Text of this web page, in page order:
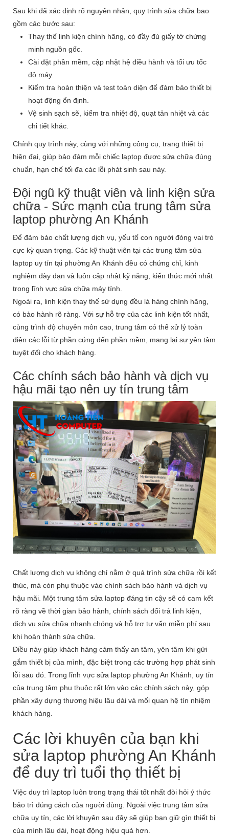
Sau khi đã xác định rõ nguyên nhân, quy trình sửa chữa bao
gồm các bước sau:
Thay thế linh kiện chính hãng, có đầy đủ giấy tờ chứng
minh nguồn gốc.
Cài đặt phần mềm, cập nhật hệ điều hành và tối ưu tốc
độ máy.
Kiểm tra hoàn thiện và test toàn diện để đảm bảo thiết bị
hoạt động ổn định.
Vệ sinh sạch sẽ, kiểm tra nhiệt độ, quạt tản nhiệt và các
chi tiết khác.
Chính quy trình này, cùng với những công cụ, trang thiết bị
hiện đại, giúp bảo đảm mỗi chiếc laptop được sửa chữa đúng
chuẩn, hạn chế tối đa các lỗi phát sinh sau này.
Đội ngũ kỹ thuật viên và linh kiện sửa
chữa - Sức mạnh của trung tâm sửa
laptop phường An Khánh
Để đảm bảo chất lượng dịch vụ, yếu tố con người đóng vai trò
cực kỳ quan trọng. Các kỹ thuật viên tại các trung tâm sửa
laptop uy tín tại phường An Khánh đều có chứng chỉ, kinh
nghiệm dày dạn và luôn cập nhật kỹ năng, kiến thức mới nhất
trong lĩnh vực sửa chữa máy tính.
Ngoài ra, linh kiện thay thế sử dụng đều là hàng chính hãng,
có bảo hành rõ ràng. Với sự hỗ trợ của các linh kiện tốt nhất,
cùng trình độ chuyên môn cao, trung tâm có thể xử lý toàn
diện các lỗi từ phần cứng đến phần mềm, mang lại sự yên tâm
tuyệt đối cho khách hàng.
Các chính sách bảo hành và dịch vụ
hậu mãi tạo nên uy tín trung tâm
Chất lượng dịch vụ không chỉ nằm ở quá trình sửa chữa rồi kết
thúc, mà còn phụ thuộc vào chính sách bảo hành và dịch vụ
hậu mãi. Một trung tâm sửa laptop đáng tin cậy sẽ có cam kết
rõ ràng về thời gian bảo hành, chính sách đổi trả linh kiện,
dịch vụ sửa chữa nhanh chóng và hỗ trợ tư vấn miễn phí sau
khi hoàn thành sửa chữa.
Điều này giúp khách hàng cảm thấy an tâm, yên tâm khi gửi
gắm thiết bị của mình, đặc biệt trong các trường hợp phát sinh
lỗi sau đó. Trong lĩnh vực sửa laptop phường An Khánh, uy tín
của trung tâm phụ thuộc rất lớn vào các chính sách này, góp
phần xây dựng thương hiệu lâu dài và mối quan hệ tín nhiệm
khách hàng.
Các lời khuyên của bạn khi
sửa laptop phường An Khánh
để duy trì tuổi thọ thiết bị
Việc duy trì laptop luôn trong trạng thái tốt nhất đòi hỏi ý thức
bảo trì đúng cách của người dùng. Ngoài việc trung tâm sửa
chữa uy tín, các lời khuyên sau đây sẽ giúp bạn giữ gìn thiết bị
của mình lâu dài, hoạt động hiệu quả hơn.